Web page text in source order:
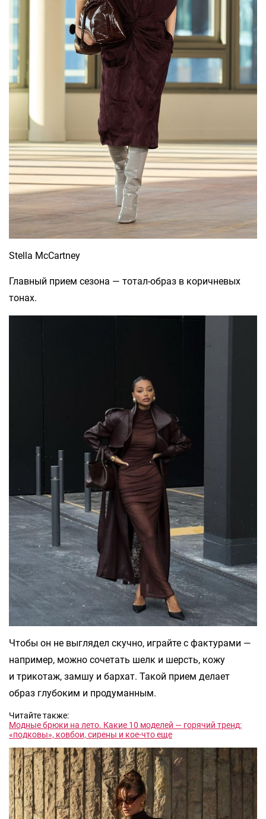
Stella McCartney
Главный прием сезона — тотал-образ в коричневых
тонах.
Чтобы он не выглядел скучно, играйте с фактурами —
например, можно сочетать шелк и шерсть, кожу
и трикотаж, замшу и бархат. Такой прием делает
образ глубоким и продуманным.
Читайте также:
Модные брюки на лето. Какие 10 моделей — горячий тренд:
«подковы», ковбои, сирены и кое-что еще